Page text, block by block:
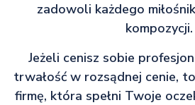
zadowoli każdego
kompozycji.
Jeżeli cenisz sobie
trwałość w rozsądnej cenie,
firmę, która spełni Twoje